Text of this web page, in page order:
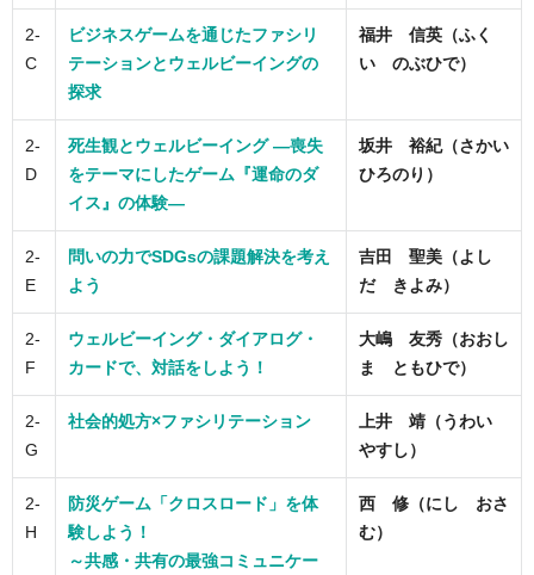
2-
C
ビジネスゲームを通じたファシリ
テーションとウェルビーイングの
探求
福井 信英（ふく
い のぶひで）
2-
D
死生観とウェルビーイング ―喪失
をテーマにしたゲーム『運命のダ
イス』の体験―
坂井 裕紀（さかい
ひろのり）
2-
E
問いの力でSDGsの課題解決を考え
よう
吉田 聖美（よし
だ きよみ）
2-
F
ウェルビーイング・ダイアログ・
カードで、対話をしよう！
大嶋 友秀（おおし
ま ともひで）
2-
G
社会的処方×ファシリテーション
上井 靖（うわい
やすし）
2-
H
防災ゲーム「クロスロード」を体
験しよう！
～共感・共有の最強コミュニケー
西 修（にし おさ
む）